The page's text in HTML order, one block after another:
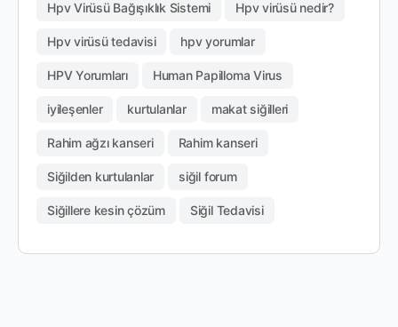
Hpv Virüsü Bağışıklık Sistemi Hpv virüsü nedir?
Hpv virüsü tedavisi hpv yorumlar
HPV Yorumları Human Papilloma Virus
iyileşenler kurtulanlar makat siğilleri
Rahim ağzı kanseri Rahim kanseri
Siğilden kurtulanlar siğil forum
Siğillere kesin çözüm Siğil Tedavisi